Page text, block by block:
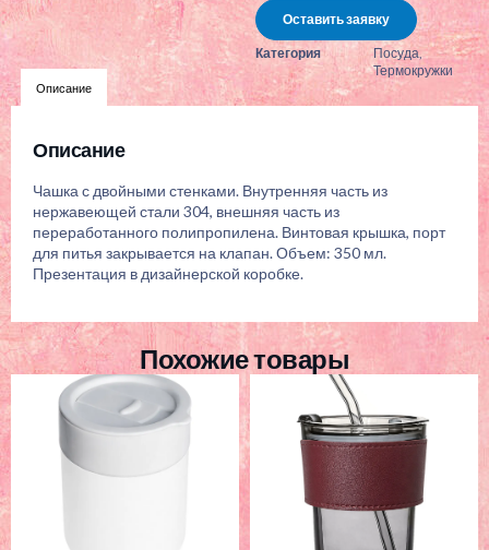
Оставить заявку
Категория Посуда
Термокружки
Описание
Описание
Чашка с двойными стенками. Внутренняя часть из
нержавеющей стали 304, внешняя часть из
переработанного полипропилена. Винтовая крышка, порт
для питья закрывается на клапан. Объем: 350 мл.
Презентация в дизайнерской коробке.
Похожие товары